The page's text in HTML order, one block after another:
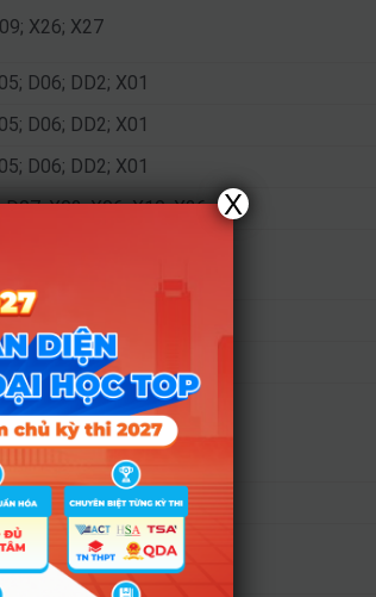
X26; X27
D06; DD2; X01
D06; DD2; X01
D06; DD2; X01
X02; X06; X10; X26
X26; X27
X02; X06; X10; X26
X02; X06; X10; X26
X25; X26; X27; X28
X06; X10; X25; X26
X26; X27; X28
X